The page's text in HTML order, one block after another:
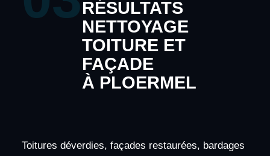
RÉSULTATS
NETTOYAGE
TOITURE ET
FAÇADE
À PLOERMEL
Toitures déverdies, façades restaurées, bardages